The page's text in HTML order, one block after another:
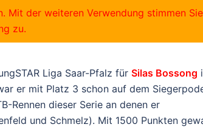
Pfalz 2017
Liga Saar-Pfalz für Silas Bossong
er mit Platz 3 schon auf dem
Rennen dieser Serie an denen er
und Schmelz). Mit 1500 Punkten
Mit der weiteren Verwendung stimmen
zu.